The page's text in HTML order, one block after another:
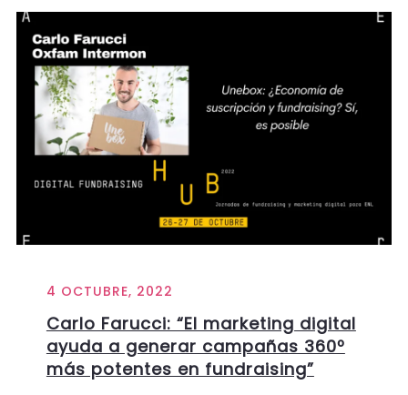
4 OCTUBRE, 2022
Carlo Farucci: “El marketing digital
ayuda a generar campañas 360º
más potentes en fundraising”